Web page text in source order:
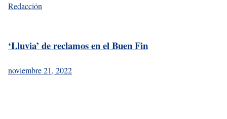
Redacción
‘Lluvia’ de reclamos en el Buen Fin
noviembre 21, 2022